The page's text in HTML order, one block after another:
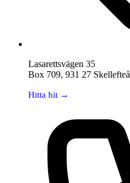
Lasarettsvägen 35
Box 709, 931 27 Skellefteå
Hitta hit →